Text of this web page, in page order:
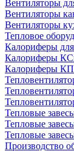
Вентиляторы
Вентиляторы
Вентиляторы
Тепловое
Калориферы
Калориферы
Калориферы
Тепловые
Тепловые
Тепловые
Производство